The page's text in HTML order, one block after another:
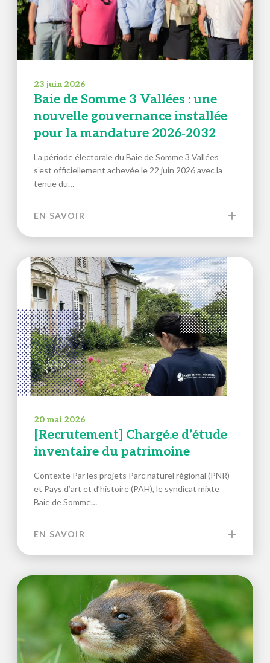
23 juin 2026
Baie de Somme 3 Vallées : une
nouvelle gouvernance installée
pour la mandature 2026‑2032
La période électorale du Baie de Somme 3 Vallées
s’est officiellement achevée le 22 juin 2026 avec la
tenue du…
EN SAVOIR
20 mai 2026
[Recrutement] Chargé.e d’étude
inventaire du patrimoine
Contexte Par les projets Parc naturel régional (PNR)
et Pays d’art et d’histoire (PAH), le syndicat mixte
Baie de Somme…
EN SAVOIR